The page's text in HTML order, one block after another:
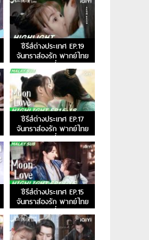
ซีรีส์ต่างประเทศ EP.19
จันทราส่องรัก พากย์ไทย
ตอนที่ 19
ซีรีส์ต่างประเทศ EP.17
จันทราส่องรัก พากย์ไทย
ตอนที่ 17
ซีรีส์ต่างประเทศ EP.15
จันทราส่องรัก พากย์ไทย
ตอนที่ 15